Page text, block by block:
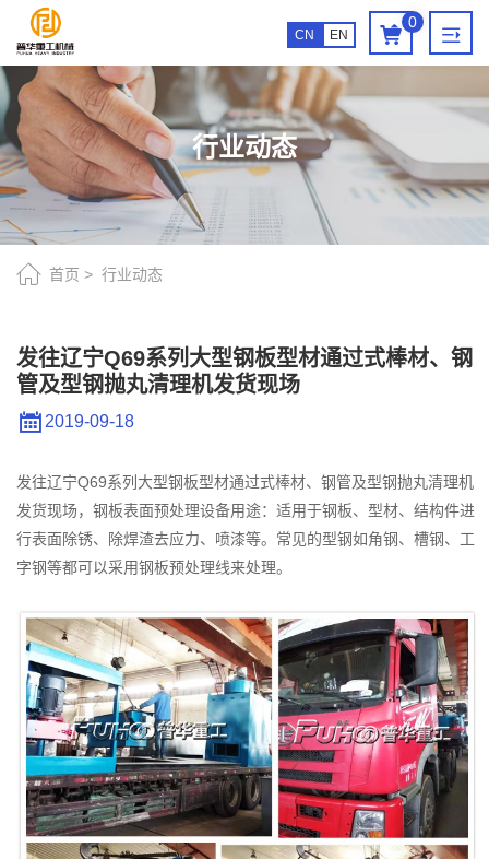
0
CN EN
发
往
辽
宁
Q69
系
列
大
钢
板
型
通
过
式
棒
材、
钢
管
及
型
钢
行业动态
首页 行业动态
发往辽宁Q69系列大型钢板型材通过式棒材、钢
管及型钢抛丸清理机发货现场
2019-09-18
发往辽宁Q69系列大型钢板型材通过式棒材、钢管及型钢抛丸清理机
发货现场，钢板表面预处理设备用途：适用于钢板、型材、结构件进
行表面除锈、除焊渣去应力、喷漆等。常见的型钢如角钢、槽钢、工
字钢等都可以采用钢板预处理线来处理。